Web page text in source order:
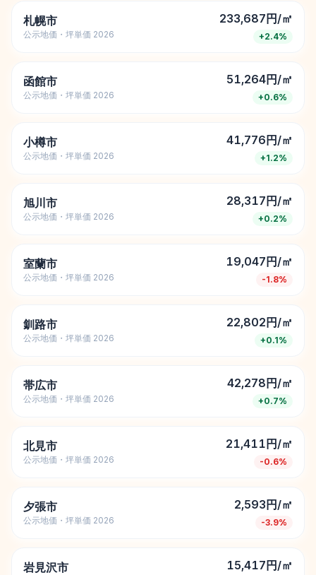
札幌市
公示地価・坪単価 2026
233,687円/㎡
+2.4%
函館市
公示地価・坪単価 2026
51,264円/㎡
+0.6%
小樽市
公示地価・坪単価 2026
41,776円/㎡
+1.2%
旭川市
公示地価・坪単価 2026
28,317円/㎡
+0.2%
室蘭市
公示地価・坪単価 2026
19,047円/㎡
-1.8%
釧路市
公示地価・坪単価 2026
22,802円/㎡
+0.1%
帯広市
公示地価・坪単価 2026
42,278円/㎡
+0.7%
北見市
公示地価・坪単価 2026
21,411円/㎡
-0.6%
夕張市
公示地価・坪単価 2026
2,593円/㎡
-3.9%
岩見沢市 15,417円/㎡